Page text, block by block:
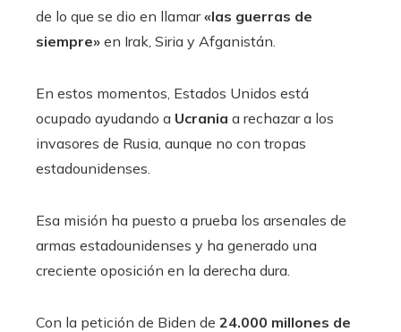
de lo que se dio en llamar«las guerras de
siempre» en Irak, Siria y Afganistán.
En estos momentos, Estados Unidos está
ocupado ayudando a Ucrania a rechazar a los
invasores de Rusia, aunque no con tropas
estadounidenses.
Esa misión ha puesto a prueba los arsenales de
armas estadounidenses y ha generado una
creciente oposición en la derecha dura.
Con la petición de Biden de 24.000 millones de